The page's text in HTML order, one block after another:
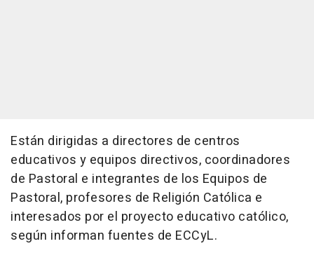
Están dirigidas a directores de centros
educativos y equipos directivos, coordinadores
de Pastoral e integrantes de los Equipos de
Pastoral, profesores de Religión Católica e
interesados por el proyecto educativo católico,
según informan fuentes de ECCyL.